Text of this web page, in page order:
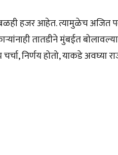
हजर आहेत. त्यामुळेच अजित
तातडीने मुंबईत
चर्चा, निर्णय होतो, याकडे